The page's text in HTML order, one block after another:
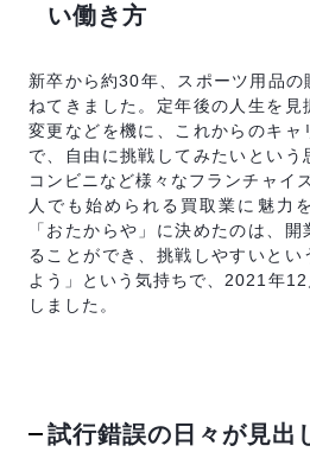
い働き方
新卒から約30年、スポーツ用品
ねてきました。定年後の人生を
変更などを機に、これからのキャ
で、自由に挑戦してみたいという
コンビニなど様々なフランチャイ
人でも始められる買取業に魅力
「おたからや」に決めたのは、
ることができ、挑戦しやすいとい
よう」という気持ちで、2021年
しました。
試行錯誤の日々が見出